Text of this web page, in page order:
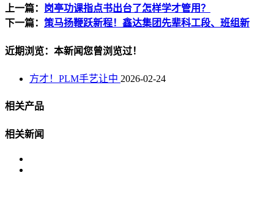
上一篇：
岗亭功课指点书出台了怎样学才管用？
下一篇： 策马扬鞭跃新程！鑫达集团先辈科工段、班组新
近期浏览：本新闻您曾浏览过！
方才！PLM手艺让中 2026-02-24
相关产品
相关新闻